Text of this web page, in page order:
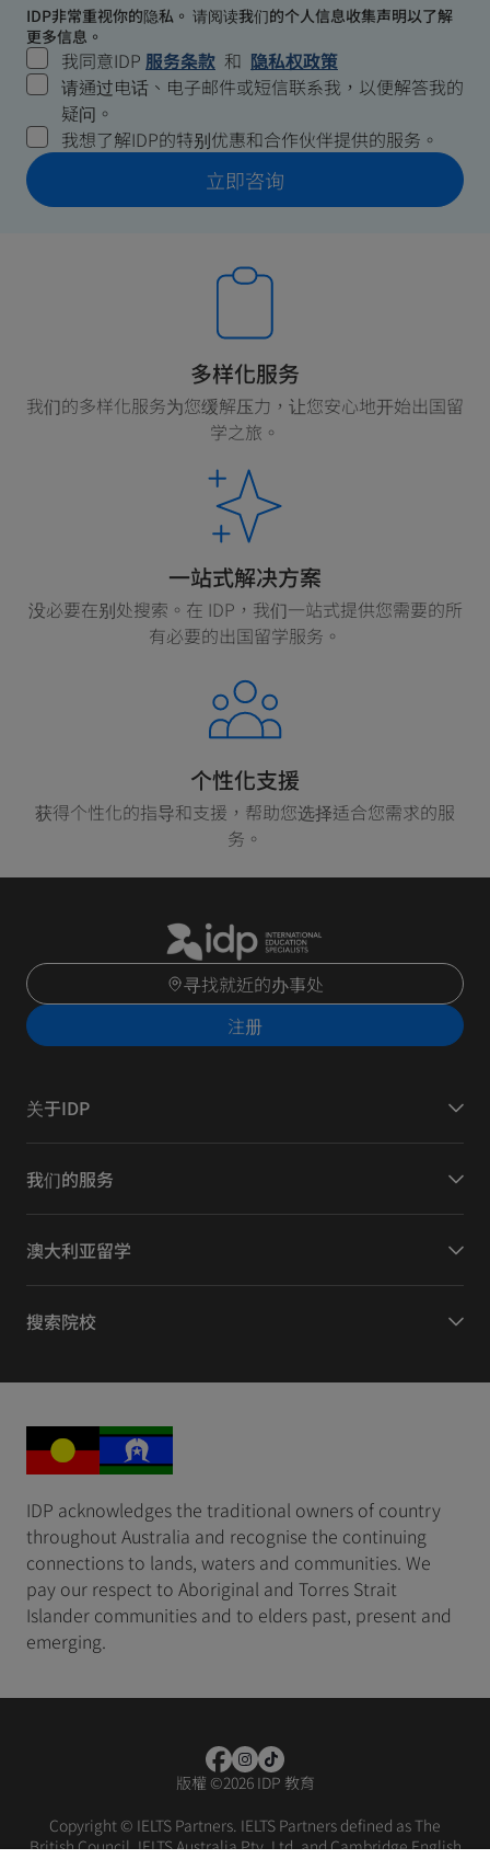
IDP非常重视你的隐私。 请阅读我们的个人信息收集声明以了解
更多信息。
我同意IDP 服务条款 和 隐私权政策
请通过电话、电子邮件或短信联系我，以便解答我的
疑问。
我想了解IDP的特别优惠和合作伙伴提供的服务。
立即咨询
多样化服务
我们的多样化服务为您缓解压力，让您安心地开始出国留
学之旅。
一站式解决方案
没必要在别处搜索。在 IDP，我们一站式提供您需要的所
有必要的出国留学服务。
个性化支援
获得个性化的指导和支援，帮助您选择适合您需求的服
务。
寻找就近的办事处
注册
关于IDP
我们的服务
澳大利亚留学
搜索院校
IDP acknowledges the traditional owners of country
throughout Australia and recognise the continuing
connections to lands, waters and communities. We
pay our respect to Aboriginal and Torres Strait
Islander communities and to elders past, present and
emerging.
版權 ©2026 IDP 教育
Copyright © IELTS Partners. IELTS Partners defined as The
British Council, IELTS Australia Pty. Ltd. and Cambridge English